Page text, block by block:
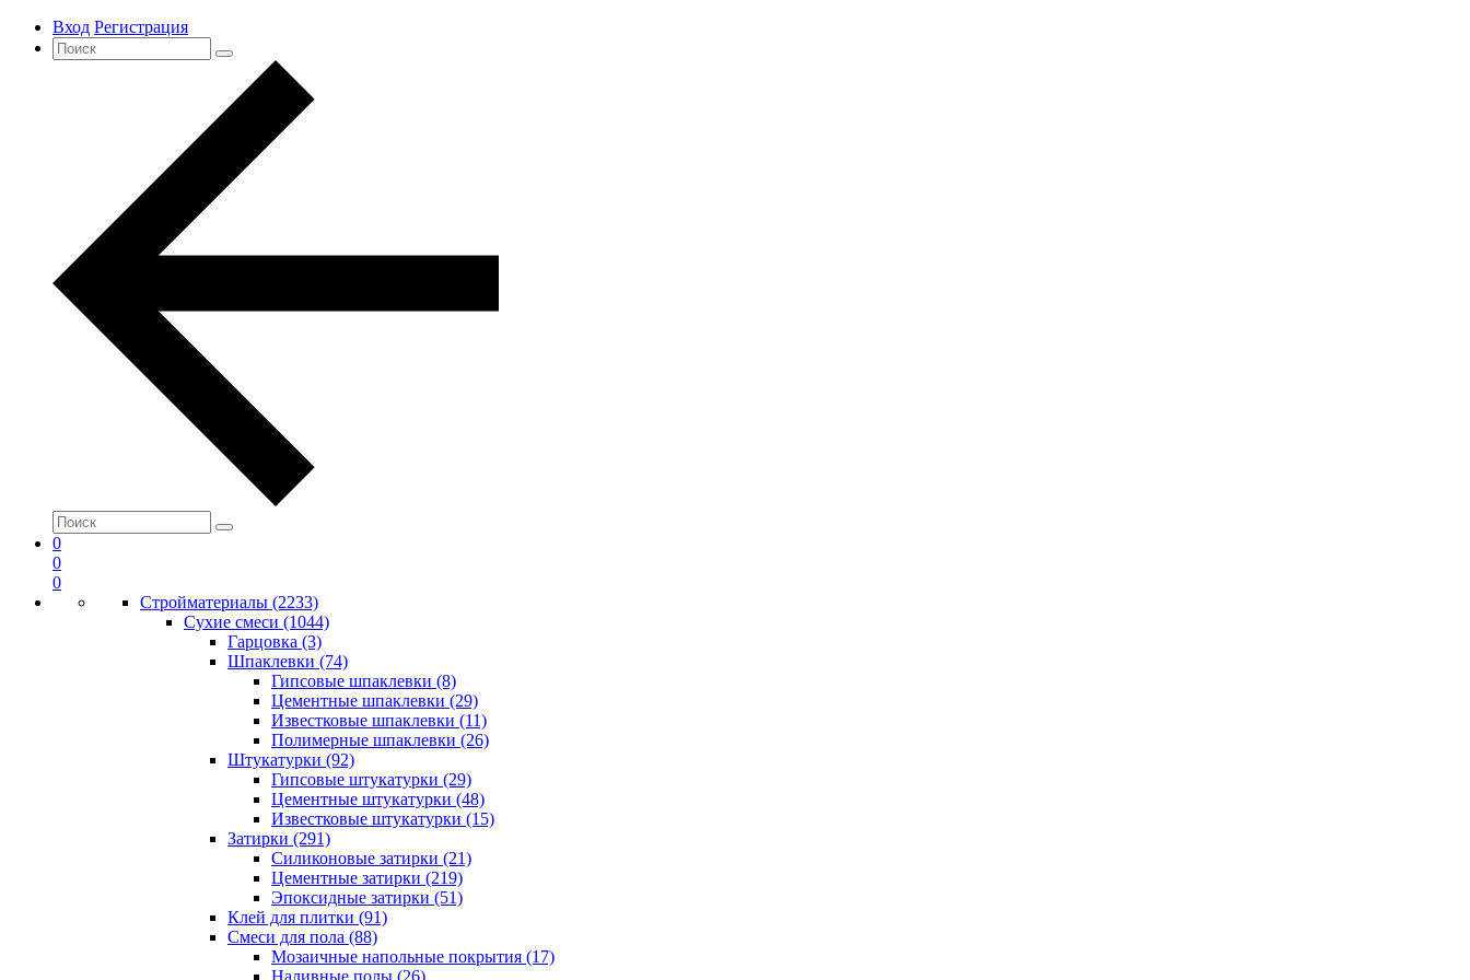
Вход Регистрация
0
0
0
Стройматериалы (2233)
Сухие смеси (1044)
Гарцовка (3)
Шпаклевки (74)
Гипсовые шпаклевки (8)
Цементные шпаклевки (29)
Известковые шпаклевки (11)
Полимерные шпаклевки (26)
Штукатурки (92)
Гипсовые штукатурки (29)
Цементные штукатурки (48)
Известковые штукатурки (15)
Затирки (291)
Силиконовые затирки (21)
Цементные затирки (219)
Эпоксидные затирки (51)
Клей для плитки (91)
Смеси для пола (88)
Мозаичные напольные покрытия (17)
Наливные полы (26)